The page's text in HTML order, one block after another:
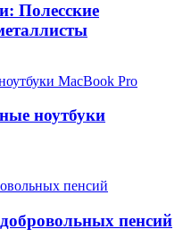
Полесские
ноутбуки
пенсий